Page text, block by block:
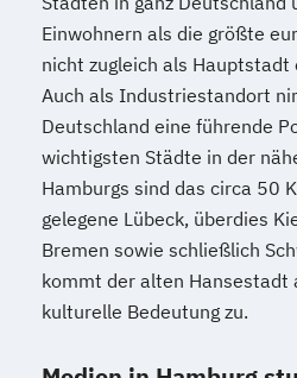
Einwohnern als die größte
nicht zugleich als
Auch als Industriestandort
Deutschland eine führende
wichtigsten Städte in der
Hamburgs sind das circa 50
gelegene Lübeck, überdies
Bremen sowie schließlich
kommt der alten Hansestadt
kulturelle Bedeutung zu.